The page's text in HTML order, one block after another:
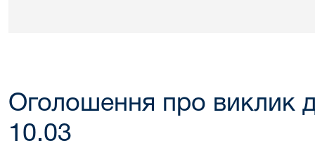
Оголошення про виклик
10.03